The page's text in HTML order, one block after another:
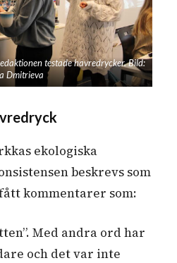
testade havredrycker. Bild:
Dmitrieva
ekologiska
beskrevs som
kommentarer som:
Med andra ord har
och det var inte